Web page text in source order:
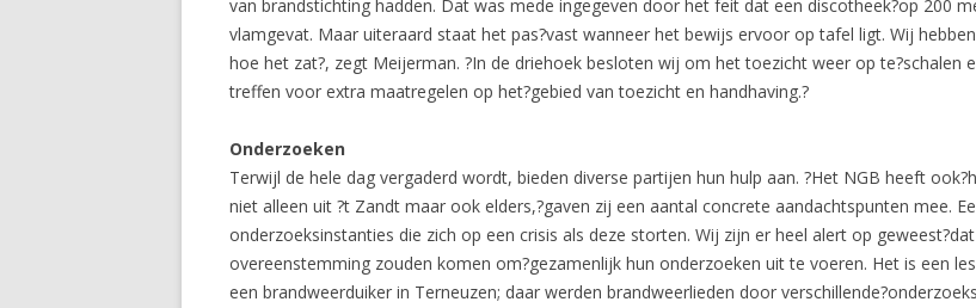
van brandstichting hadden. Dat was mede ingegeven door het feit dat een discotheek?op 200
vlamgevat. Maar uiteraard staat het pas?vast wanneer het bewijs ervoor op tafel ligt. Wij
hoe het zat?, zegt Meijerman. ?In de driehoek besloten wij om het toezicht weer op te?schalen
treffen voor extra maatregelen op het?gebied van toezicht en handhaving.?
Onderzoeken
Terwijl de hele dag vergaderd wordt, bieden diverse partijen hun hulp aan. ?Het NGB heeft
niet alleen uit ?t Zandt maar ook elders,?gaven zij een aantal concrete aandachtspunten mee.
onderzoeksinstanties die zich op een crisis als deze storten. Wij zijn er heel alert op
overeenstemming zouden komen om?gezamenlijk hun onderzoeken uit te voeren. Het is een
een brandweerduiker in Terneuzen; daar werden brandweerlieden door